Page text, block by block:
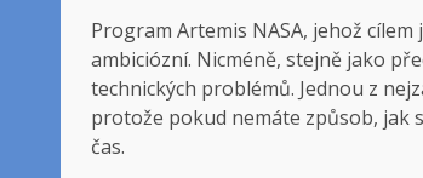
Program Artemis NASA, jehož
ambiciózní. Nicméně, stejně jako
technických problémů. Jednou z
protože pokud nemáte způsob, jak
čas.